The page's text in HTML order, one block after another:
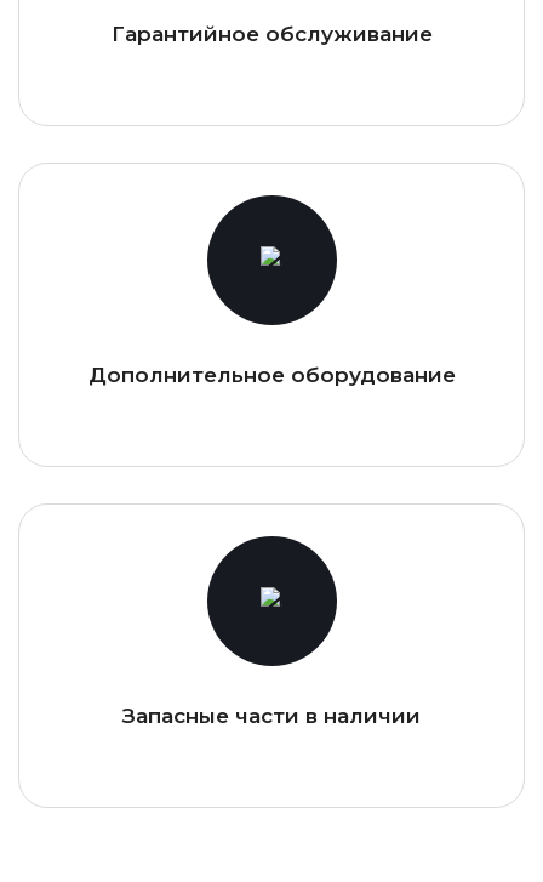
Гарантийное обслуживание
Дополнительное оборудование
Запасные части в наличии